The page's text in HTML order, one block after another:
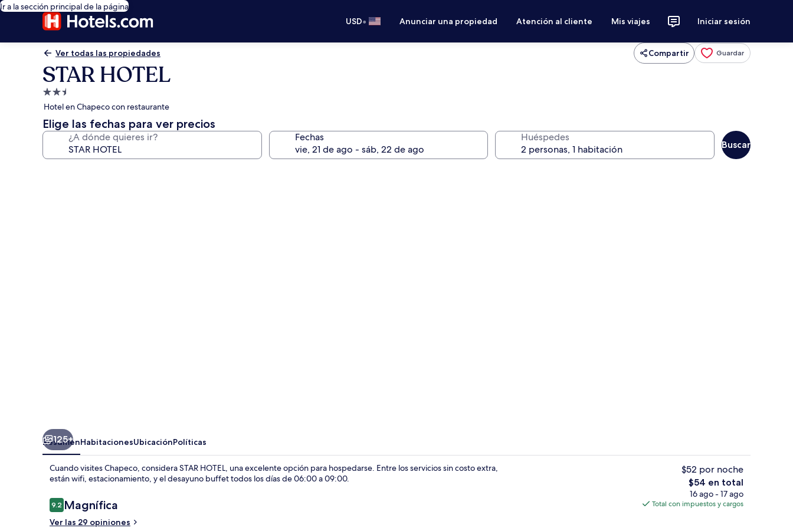
Ir a la sección principal de la página
USD• Anunciar una propiedad Atención al cliente Mis viajes Iniciar sesión
Ver todas las propiedades Compartir Guardar
STAR HOTEL
Propiedad
de
2.5
estrellas
Hotel en Chapeco con restaurante
Elige las fechas para ver precios
¿A dónde quieres ir? Fechas Huéspedes
Buscar
Escritorio, espacio para trabajar con laptop y wifi gratisVista frontal de la propiedad
125+
ResumenHabitacionesUbicaciónPolíticas
Cuando visites Chapeco, considera STAR HOTEL, una excelente opción para hospedarse. Entre los servicios sin costo extra,
están wifi, estacionamiento, y el desayuno buffet todos los días de 06:00 a 09:00.
Opiniones
9.29.2 de 10,
Magnífica
Ver las 29 opiniones
$52 por noche
El
precio
total
$54 en total
16 ago - 17 ago
Total con impuestos y cargos